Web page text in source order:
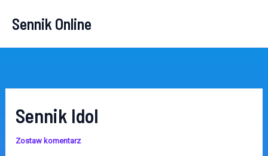
Sennik Online
Sennik Idol
Zostaw komentarz